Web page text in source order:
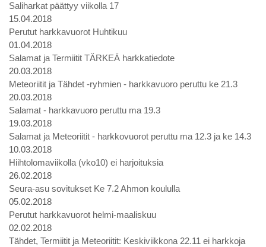
Saliharkat päättyy viikolla 17
15.04.2018
Perutut harkkavuorot Huhtikuu
01.04.2018
Salamat ja Termiitit TÄRKEÄ harkkatiedote
20.03.2018
Meteoriitit ja Tähdet -ryhmien - harkkavuoro peruttu ke 21.3
20.03.2018
Salamat - harkkavuoro peruttu ma 19.3
19.03.2018
Salamat ja Meteoriitit - harkkovuorot peruttu ma 12.3 ja ke 14.3
10.03.2018
Hiihtolomaviikolla (vko10) ei harjoituksia
26.02.2018
Seura-asu sovitukset Ke 7.2 Ahmon koululla
05.02.2018
Perutut harkkavuorot helmi-maaliskuu
02.02.2018
Tähdet, Termiitit ja Meteoriitit: Keskiviikkona 22.11 ei harkkoja